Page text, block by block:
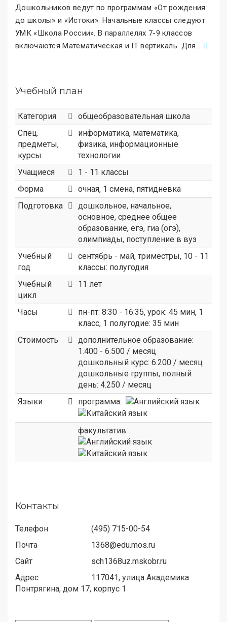
Дошкольников ведут по программам «От рождения
до школы» и «Истоки». Начальные классы следуют
УМК «Школа России». В параллелях 7-9 классов
включаются Математическая и IT вертикаль. Для...
Учебный план
Категория
общеобразовательная школа
Спец.
предметы,
курсы
информатика, математика,
физика, информационные
технологии
Учащиеся
1 - 11 классы
Форма
очная, 1 смена, пятидневка
Подготовка
дошкольное, начальное,
основное, среднее общее
образование, егэ, гиа (огэ),
олимпиады, поступление в вуз
Учебный
год
сентябрь - май, триместры, 10 - 11
классы: полугодия
Учебный
цикл
11 лет
Часы
пн-пт: 8:30 - 16:35, урок: 45 мин, 1
класс, 1 полугодие: 35 мин
Стоимость
дополнительное образование:
1.400 - 6.500 / месяц
дошкольный курс: 6.200 / месяц
дошкольные группы, полный
день: 4.250 / месяц
Языки
программа:
факультатив:
Контакты
Телефон
(495) 715-00-54
Почта
1368@edu.mos.ru
Сайт
sch1368uz.mskobr.ru
Адрес
117041, улица Академика
Понтрягина, дом 17, корпус 1